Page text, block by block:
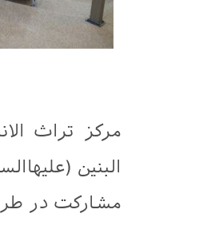
مرکز تراث
البنین
مشارکت در طرح